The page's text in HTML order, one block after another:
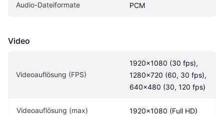
Audio-Dateiformate PCM
Video
Videoauflösung (FPS)
1920×1080 (30 fps),
1280×720 (60, 30 fps),
640×480 (30, 120 fps)
Videoauflösung (max) 1920x1080 (Full HD)